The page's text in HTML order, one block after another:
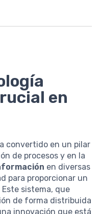
en
convertido en un pilar
de procesos y en la
en diversas
para proporcionar un
sistema, que
de forma distribuida
innovación que está